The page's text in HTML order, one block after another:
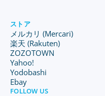
ストア
メルカリ (Mercari)
楽天 (Rakuten)
ZOZOTOWN
Yahoo!
Yodobashi
Ebay
FOLLOW US